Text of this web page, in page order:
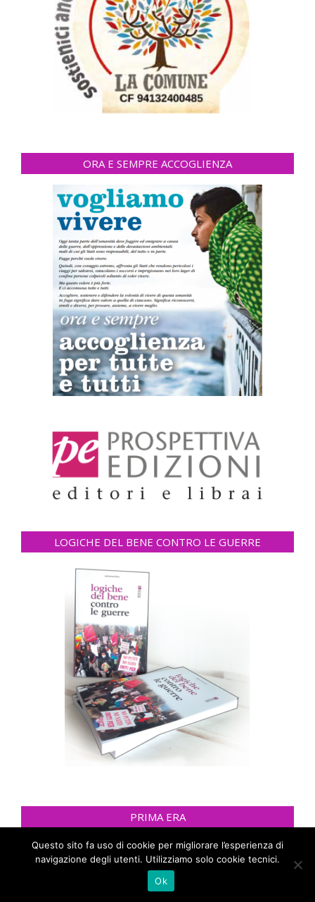
ORA E SEMPRE ACCOGLIENZA
LOGICHE DEL BENE CONTRO LE GUERRE
PRIMA ERA
Questo sito fa uso di cookie per migliorare l’esperienza di
navigazione degli utenti. Utilizziamo solo cookie tecnici.
Ok